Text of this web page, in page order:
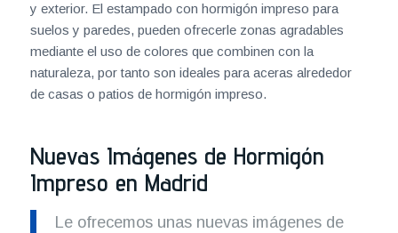
y exterior. El estampado con hormigón impreso para
suelos y paredes, pueden ofrecerle zonas agradables
mediante el uso de colores que combinen con la
naturaleza, por tanto son ideales para aceras alrededor
de casas o patios de hormigón impreso.
Nuevas Imágenes de Hormigón
Impreso en Madrid
Le ofrecemos unas nuevas imágenes de